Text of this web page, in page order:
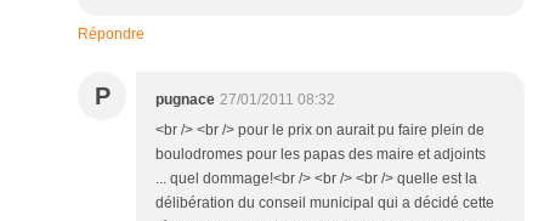
Répondre
P pugnace 27/01/2011 08:32
<br /> <br /> pour le prix on aurait pu faire plein de
boulodromes pour les papas des maire et adjoints
... quel dommage!<br /> <br /> <br /> quelle est la
délibération du conseil municipal qui a décidé cette